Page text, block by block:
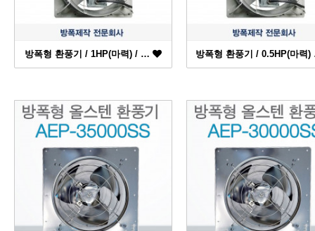
방폭형 환풍기 / 1HP(마력) / … 방폭형 환풍기 / 0.5HP(마